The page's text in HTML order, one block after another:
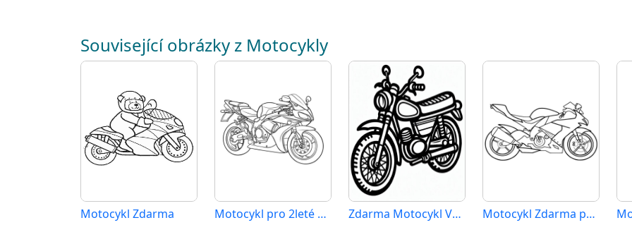
Související obrázky z Motocykly
Motocykl Zdarma Motocykl pro 2leté Děti Zdarma Motocykl Vymalovatelné Motocykl Zdarma pro Děti